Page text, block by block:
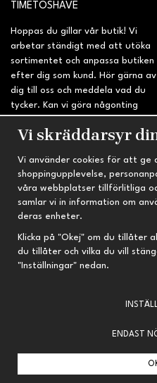
TIMETOSHAVE
Hoppas du gillar vår butik! Vi
arbetar ständigt med att utöka
sortimentet och anpassa butiken
efter dig som kund. Hör gärna av
dig till oss och meddela vad du
tycker. Kan vi göra någonting
sidan?
INFORMATION
Om oss
Nyheter
Nyhetsbrev
Om cookies
Prenumeration
TRYGG
Fri frakt
Vi skräddarsyr
Vi använder cookies för att ge
shoppingupplevelse,
våra webbplatser tillförlitliga
samlar vi in information om
deras enheter.
Klicka på "Okej" om du tillåter
du tillåter och vilka du vill
"Inställningar" nedan.
ENDAST